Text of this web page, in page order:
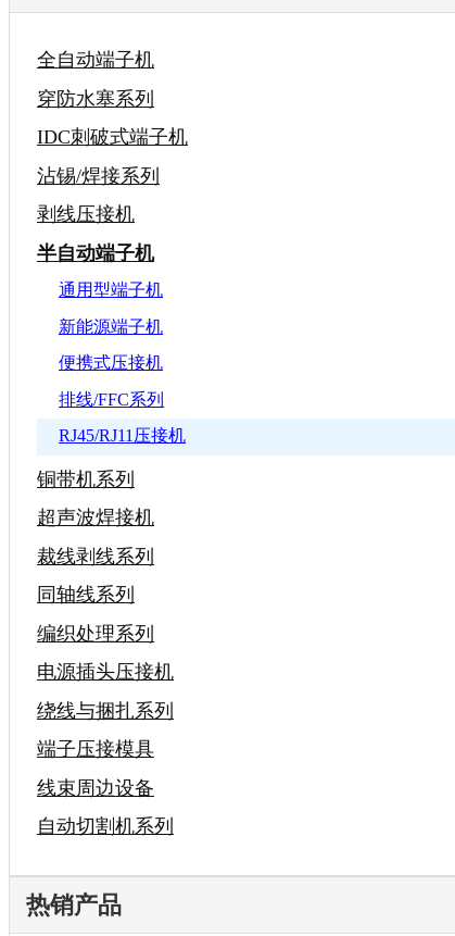
全自动端子机
穿防水塞系列
IDC刺破式端子机
沾锡/焊接系列
剥线压接机
半自动端子机
通用型端子机
新能源端子机
便携式压接机
排线/FFC系列
RJ45/RJ11压接机
铜带机系列
超声波焊接机
裁线剥线系列
同轴线系列
编织处理系列
电源插头压接机
绕线与捆扎系列
端子压接模具
线束周边设备
自动切割机系列
热销产品